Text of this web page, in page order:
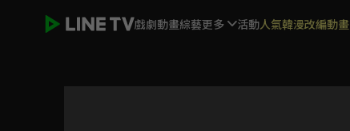
戲劇動畫綜藝更多 活動人氣韓漫改編動畫